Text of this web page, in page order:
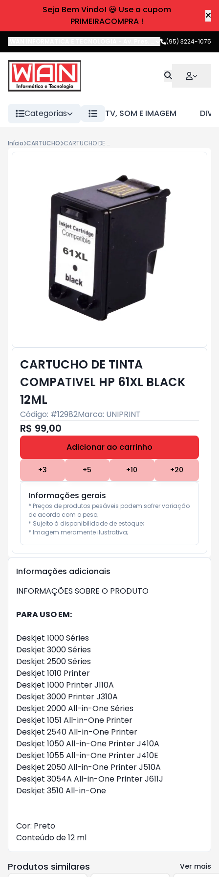
Seja Bem Vindo! 😃 Use o cupom
PRIMEIRACOMPRA !
Av. Pres. Castelo Branco,Boa
(95) 3224-1075
Categorias TV, SOM E IMAGEM
Início CARTUCHO CARTUCHO DE TINTA COMPATIVEL HP 61XL BLACK 12ML
CARTUCHO DE TINTA
COMPATIVEL HP 61XL BLACK
12ML
Código: #12982Marca: UNIPRINT
R$ 99,00
Adicionar ao carrinho
+3 +5 +10 +20
Informações gerais
* Preços de produtos pesáveis podem sofrer variação
de acordo com o peso;
* Sujeito à disponibilidade de estoque;
* Imagem meramente ilustrativa;
Informações adicionais
INFORMAÇÕES SOBRE O PRODUTO
PARA USO EM:
Deskjet 1000 Séries
Deskjet 3000 Séries
Deskjet 2500 Séries
Deskjet 1010 Printer
Deskjet 1000 Printer J110A
Deskjet 3000 Printer J310A
Deskjet 2000 All-in-One Séries
Deskjet 1051 All-in-One Printer
Deskjet 2540 All-in-One Printer
Deskjet 1050 All-in-One Printer J410A
Deskjet 1055 All-in-One Printer J410E
Deskjet 2050 All-in-One Printer J510A
Deskjet 3054A All-in-One Printer J611J
Deskjet 3510 All-in-One
Cor: Preto
Conteúdo de 12 ml
Produtos similares Ver mais